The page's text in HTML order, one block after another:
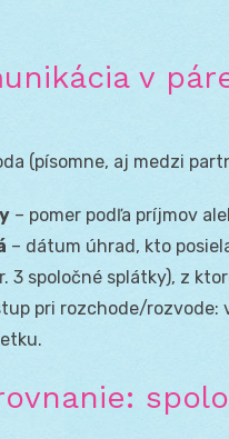
v
(písomne, aj medzi
– pomer podľa príjmov
– dátum úhrad, kto
3 spoločné splátky), z
pri rozchode/rozvode: